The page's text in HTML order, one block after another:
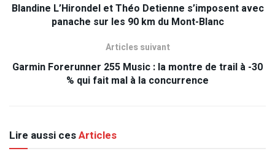
Blandine L’Hirondel et Théo Detienne s’imposent avec
panache sur les 90 km du Mont-Blanc
Articles suivant
Garmin Forerunner 255 Music : la montre de trail à -30
% qui fait mal à la concurrence
Lire aussi cesArticles